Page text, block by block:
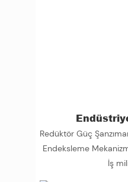
Redüktör Güç
Endeksleme
İş